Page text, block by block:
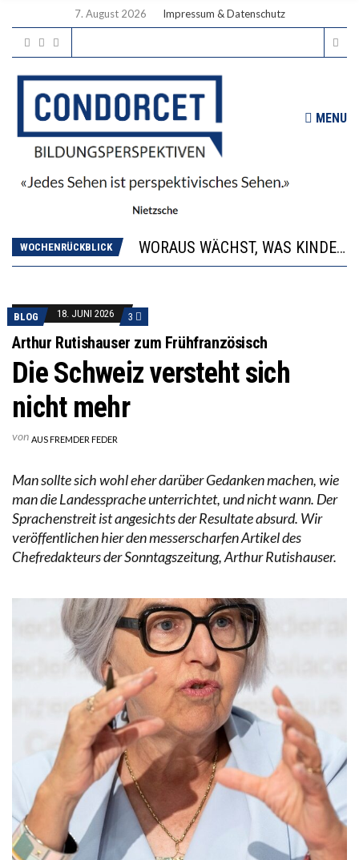
7. August 2026 Impressum & Datenschutz
MENU
WOCHENRÜCKBLICK
“WIR BEOBACHTEN EINEN REGELRECHTEN STURZFLUG BEI DEN LERNLEISTUNGEN”
DIE VERSTÄRKTE HARMONISIERUNG IM SCHULWESEN VERRINGERT DAS INNOVATIONSPOTENZIAL
BLOG 18. JUNI 2026 3
Arthur Rutishauser zum Frühfranzösisch
Die Schweiz versteht sich
nicht mehr
von AUS FREMDER FEDER
Man sollte sich wohl eher darüber Gedanken machen, wie
man die Landessprache unterrichtet, und nicht wann. Der
Sprachenstreit ist angesichts der Resultate absurd. Wir
veröffentlichen hier den messerscharfen Artikel des
Chefredakteurs der Sonntagszeitung, Arthur Rutishauser.